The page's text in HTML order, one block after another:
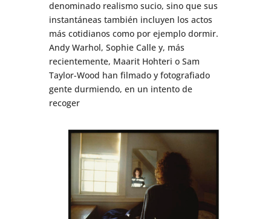
denominado realismo sucio, sino que sus
instantáneas también incluyen los actos
más cotidianos como por ejemplo dormir.
Andy Warhol, Sophie Calle y, más
recientemente, Maarit Hohteri o Sam
Taylor-Wood han filmado y fotografiado
gente durmiendo, en un intento de
recoger